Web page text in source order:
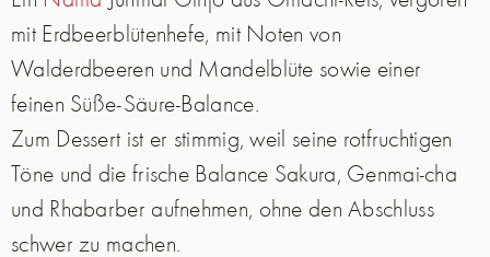
mit Erdbeerblütenhefe, mit Noten von
Walderdbeeren und Mandelblüte sowie einer
feinen Süße-Säure-Balance.
Zum Dessert ist er stimmig, weil seine rotfruchtigen
Töne und die frische Balance Sakura, Genmai-cha
und Rhabarber aufnehmen, ohne den Abschluss
schwer zu machen.